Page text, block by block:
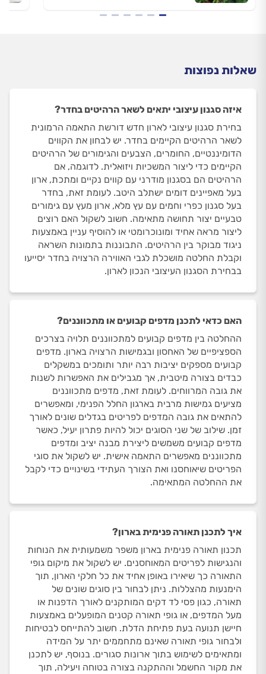
שאלות נפוצות
איזה סגנון עיצובי יתאים לשאר הרהיטים בחדר?
בחירת סגנון עיצובי לארון חדש דורשת התאמה הרמונית
לשאר הרהיטים הקיימים בחדר. יש לבחון את הקווים
הדומיננטיים, החומרים, הצבעים והגימורים של הרהיטים
הקיימים כדי ליצור המשכיות ויזואלית. לדוגמה, אם
הרהיטים הם בסגנון מודרני עם קווים נקיים ומתכת, ארון
בעל מאפיינים דומים ישתלב היטב. לעומת זאת, בחדר
בעל סגנון כפרי וחמים עם עץ מלא, ארון מעץ עם גימורים
טבעיים יצור תחושה מתאימה. חשוב לשקול האם רוצים
ליצור מראה אחיד ומונוכרומטי או להוסיף עניין באמצעות
ניגוד מבוקר בין הרהיטים. התבוננות בתמונות השראה
וקבלת החלטה מושכלת לגבי האווירה הרצויה בחדר יסייעו
בבחירת הסגנון העיצובי הנכון לארון.
האם כדאי לתכנן מדפים קבועים או מתכווננים?
ההחלטה בין מדפים קבועים למתכווננים תלויה בצרכים
הספציפיים של האחסון ובגמישות הרצויה בארון. מדפים
קבועים מספקים יציבות רבה יותר ותומכים במשקלים
כבדים בצורה מיטבית, אך מגבילים את האפשרות לשנות
את גובה המרווחים. לעומת זאת, מדפים מתכווננים
מציעים גמישות מרבית בארגון החלל הפנימי, ומאפשרים
להתאים את גובה המדפים לפריטים בגדלים שונים לאורך
זמן. שילוב של שני הסוגים יכול להיות פתרון יעיל, כאשר
מדפים קבועים משמשים ליצירת מבנה יציב ומדפים
מתכווננים מאפשרים התאמה אישית. יש לשקול את סוגי
הפריטים שיאוחסנו ואת הצורך העתידי בשינויים כדי לקבל
את ההחלטה המתאימה.
איך לתכנן תאורה פנימית בארון?
תכנון תאורה פנימית בארון משפר משמעותית את הנוחות
והנגישות לפריטים המאוחסנים. יש לשקול את מיקום גופי
התאורה כך שיאירו באופן אחיד את כל חלקי הארון, תוך
הימנעות מהצללות. ניתן לבחור בין סוגים שונים של
תאורה, כגון פסי לד דקים המותקנים לאורך הדפנות או
מעל המדפים, או גופי תאורה קטנים המופעלים באמצעות
חיישן תנועה בעת פתיחת הדלת. חשוב להתייחס לבטיחות
ולבחור גופי תאורה שאינם מתחממים יתר על המידה
ומתאימים לשימוש בתוך ארונות סגורים. בנוסף, יש לתכנן
את מקור החשמל וההתקנה בצורה בטוחה ויעילה, תוך